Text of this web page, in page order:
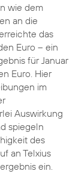
wie dem
an die
das
Euro – ein
für Januar
Euro. Hier
im
Auswirkung
spiegeln
des
an Telxius
ein.